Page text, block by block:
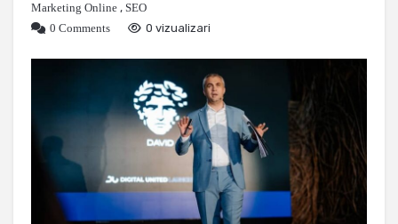
Marketing Online , SEO
0 Comments
0 vizualizari